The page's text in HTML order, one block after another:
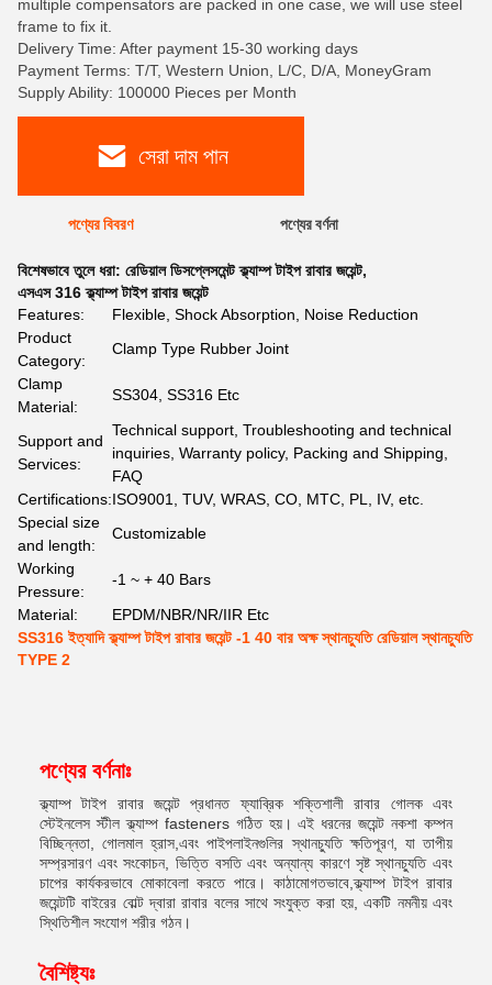
multiple compensators are packed in one case, we will use steel
frame to fix it.
Delivery Time: After payment 15-30 working days
Payment Terms: T/T, Western Union, L/C, D/A, MoneyGram
Supply Ability: 100000 Pieces per Month
সেরা দাম পান
পণ্যের বিবরণ পণ্যের বর্ণনা
বিশেষভাবে তুলে ধরা: রেডিয়াল ডিসপ্লেসমেন্ট ক্ল্যাম্প টাইপ রাবার জয়েন্ট,
এসএস 316 ক্ল্যাম্প টাইপ রাবার জয়েন্ট
Features:
Flexible, Shock Absorption, Noise Reduction
Product
Category:
Clamp Type Rubber Joint
Clamp
Material:
SS304, SS316 Etc
Support and
Services:
Technical support, Troubleshooting and technical
inquiries, Warranty policy, Packing and Shipping,
FAQ
Certifications:ISO9001, TUV, WRAS, CO, MTC, PL, IV, etc.
Special size
and length:
Customizable
Working
Pressure:
-1 ~ + 40 Bars
Material:
EPDM/NBR/NR/IIR Etc
SS316 ইত্যাদি ক্ল্যাম্প টাইপ রাবার জয়েন্ট -1 40 বার অক্ষ স্থানচ্যুতি রেডিয়াল স্থানচ্যুতি
TYPE 2
পণ্যের বর্ণনাঃ
ক্ল্যাম্প টাইপ রাবার জয়েন্ট প্রধানত ফ্যাব্রিক শক্তিশালী রাবার গোলক এবং
স্টেইনলেস স্টীল ক্ল্যাম্প fasteners গঠিত হয়। এই ধরনের জয়েন্ট নকশা কম্পন
বিচ্ছিন্নতা, গোলমাল হ্রাস,এবং পাইপলাইনগুলির স্থানচ্যুতি ক্ষতিপূরণ, যা তাপীয়
সম্প্রসারণ এবং সংকোচন, ভিত্তি বসতি এবং অন্যান্য কারণে সৃষ্ট স্থানচ্যুতি এবং
চাপের কার্যকরভাবে মোকাবেলা করতে পারে। কাঠামোগতভাবে,ক্ল্যাম্প টাইপ রাবার
জয়েন্টটি বাইরের বোল্ট দ্বারা রাবার বলের সাথে সংযুক্ত করা হয়, একটি নমনীয় এবং
স্থিতিশীল সংযোগ শরীর গঠন।
বৈশিষ্ট্যঃ